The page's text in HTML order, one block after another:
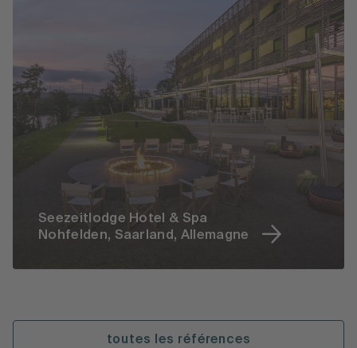
Seezeitlodge Hotel & Spa
Nohfelden, Saarland, Allemagne
toutes les références